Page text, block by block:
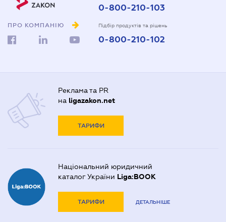
ПРО КОМПАНІЮ
0-800-210-103
Підбір продуктів та рішень
0-800-210-102
Реклама та PR
на ligazakon.net
ТАРИФИ
Національний юридичний
каталог України Liga:BOOK
ТАРИФИ ДЕТАЛЬНІШЕ